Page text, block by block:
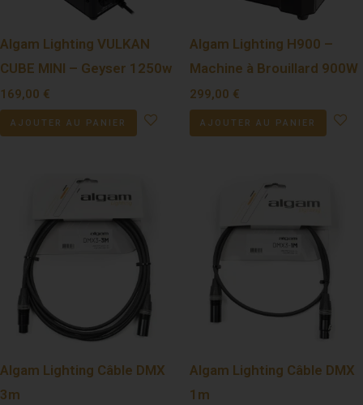
Algam Lighting VULKAN
CUBE MINI – Geyser 1250w
169,00 €
AJOUTER AU PANIER
Algam Lighting H900 –
Machine à Brouillard 900W
299,00 €
AJOUTER AU PANIER
Algam Lighting Câble DMX
3m
Algam Lighting Câble DMX
1m